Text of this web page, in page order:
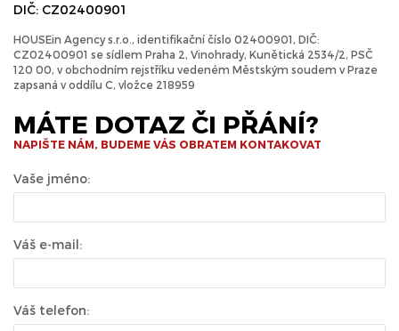
DIČ: CZ02400901
HOUSEin Agency s.r.o., identifikační číslo 02400901, DIČ:
CZ02400901 se sídlem Praha 2, Vinohrady, Kunětická 2534/2, PSČ
120 00, v obchodním rejstříku vedeném Městským soudem v Praze
zapsaná v oddílu C, vložce 218959
MÁTE DOTAZ ČI PŘÁNÍ?
NAPIŠTE NÁM, BUDEME VÁS OBRATEM KONTAKOVAT
Vaše jméno:
Váš e-mail:
Váš telefon: